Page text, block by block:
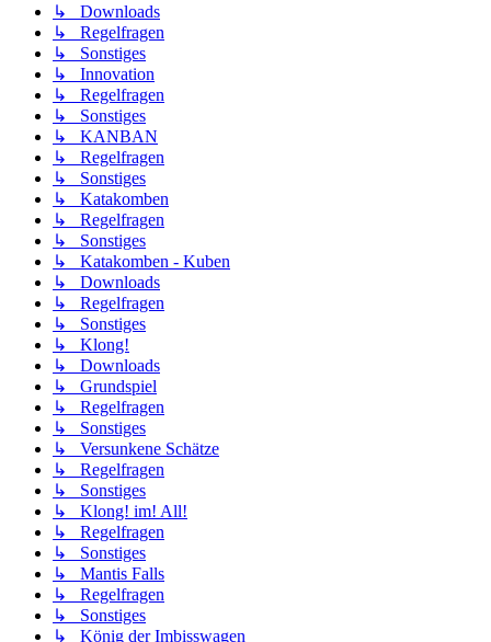
↳ Downloads
↳ Regelfragen
↳ Sonstiges
↳ Innovation
↳ Regelfragen
↳ Sonstiges
↳ KANBAN
↳ Regelfragen
↳ Sonstiges
↳ Katakomben
↳ Regelfragen
↳ Sonstiges
↳ Katakomben - Kuben
↳ Downloads
↳ Regelfragen
↳ Sonstiges
↳ Klong!
↳ Downloads
↳ Grundspiel
↳ Regelfragen
↳ Sonstiges
↳ Versunkene Schätze
↳ Regelfragen
↳ Sonstiges
↳ Klong! im! All!
↳ Regelfragen
↳ Sonstiges
↳ Mantis Falls
↳ Regelfragen
↳ Sonstiges
↳ König der Imbisswagen